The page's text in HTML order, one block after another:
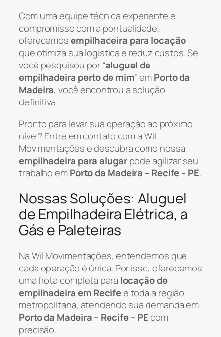
Com uma equipe técnica experiente e
compromisso com a pontualidade,
oferecemosempilhadeira para locação
que otimiza sua logística e reduz custos. Se
você pesquisou por “aluguel de
empilhadeira perto de mim” emPorto da
Madeira, você encontrou a solução
definitiva.
Pronto para levar sua operação ao próximo
nível? Entre em contato com a Wil
Movimentações e descubra como nossa
empilhadeira para alugarpode agilizar seu
trabalho emPorto da Madeira – Recife – PE.
Nossas Soluções: Aluguel
de Empilhadeira Elétrica, a
Gás e Paleteiras
Na Wil Movimentações, entendemos que
cada operação é única. Por isso, oferecemos
uma frota completa para locação de
empilhadeira em Recifee toda a região
metropolitana, atendendo sua demanda em
Porto da Madeira – Recife – PEcom
precisão.